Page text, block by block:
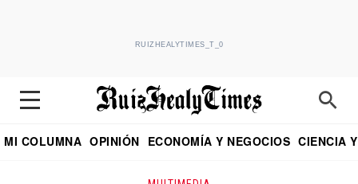
RUIZHEALYTIMES_T_0
MI COLUMNA OPINIÓN ECONOMÍA Y NEGOCIOS CIENCIA